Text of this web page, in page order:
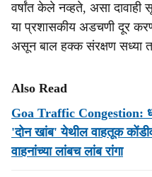
वर्षांत केले नव्हते, असा दावाही
या प्रशासकीय अडचणी दूर
असून बाल हक्क संरक्षण सध्या
Also Read
Goa Traffic Congestion:
'दोन खांब' येथील वाहतूक
वाहनांच्या लांबच लांब रांगा